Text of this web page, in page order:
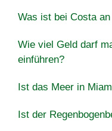
Was ist bei Costa
Wie viel Geld darf
einführen?
Ist das Meer in
Ist der